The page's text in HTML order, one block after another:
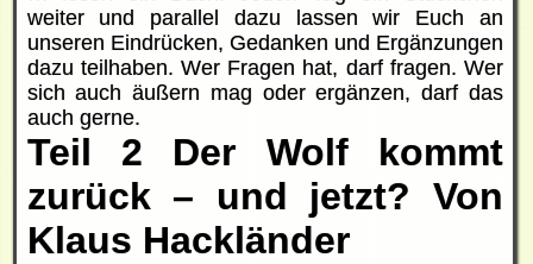
weiter und parallel dazu lassen wir Euch an
unseren Eindrücken, Gedanken und Ergänzungen
dazu teilhaben. Wer Fragen hat, darf fragen. Wer
sich auch äußern mag oder ergänzen, darf das
auch gerne.
Teil 2 Der Wolf kommt
zurück – und jetzt? Von
Klaus Hackländer